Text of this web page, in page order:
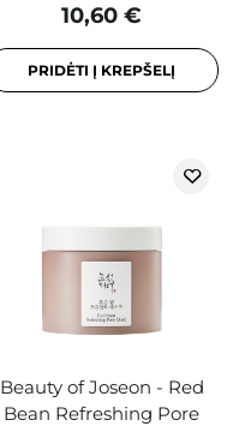
10,60 €
PRIDĖTI Į KREPŠELĮ
Beauty of Joseon - Red
Bean Refreshing Pore